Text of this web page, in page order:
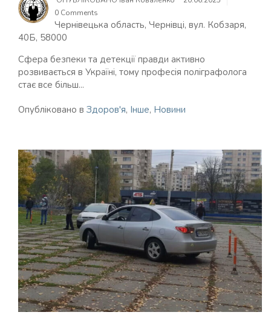
0 Comments
Чернівецька область, Чернівці, вул. Кобзаря,
40Б, 58000
Сфера безпеки та детекції правди активно
розвивається в Україні, тому професія поліграфолога
стає все більш...
Опубліковано в Здоров'я, Інше, Новини